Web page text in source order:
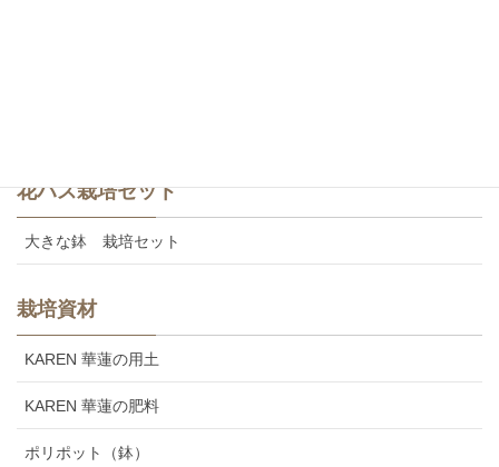
花ハス栽培セット
大きな鉢 栽培セット
栽培資材
KAREN 華蓮の用土
KAREN 華蓮の肥料
ポリポット（鉢）